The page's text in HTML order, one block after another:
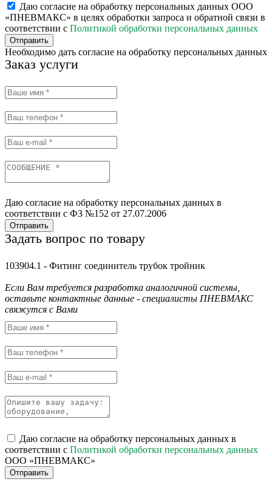
Даю согласие на обработку персональных данных ООО
«ПНЕВМАКС» в целях обработки запроса и обратной связи в
соответствии с Политикой обработки персональных данных
Отправить
Необходимо дать согласие на обработку персональных данных
Заказ услуги
Даю согласие на обработку персональных данных в
соответствии с ФЗ №152 от 27.07.2006
Отправить
Задать вопрос по товару
103904.1 - Фитинг соединитель трубок тройник
Если Вам требуется разработка аналогичной системы,
оставьте контактные данные - специалисты ПНЕВМАКС
свяжутся с Вами
Даю согласие на обработку персональных данных в
соответствии с Политикой обработки персональных данных
ООО «ПНЕВМАКС»
Отправить